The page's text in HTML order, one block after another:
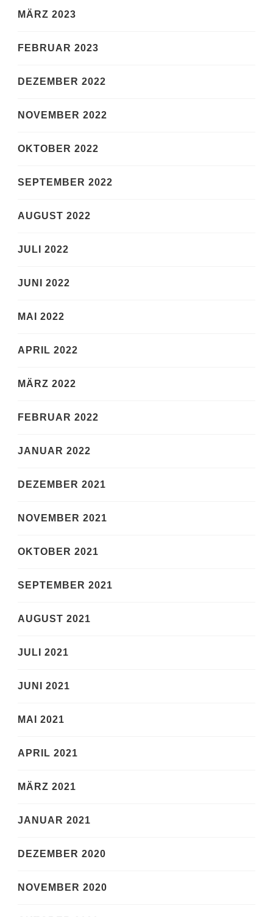
MÄRZ 2023
FEBRUAR 2023
DEZEMBER 2022
NOVEMBER 2022
OKTOBER 2022
SEPTEMBER 2022
AUGUST 2022
JULI 2022
JUNI 2022
MAI 2022
APRIL 2022
MÄRZ 2022
FEBRUAR 2022
JANUAR 2022
DEZEMBER 2021
NOVEMBER 2021
OKTOBER 2021
SEPTEMBER 2021
AUGUST 2021
JULI 2021
JUNI 2021
MAI 2021
APRIL 2021
MÄRZ 2021
JANUAR 2021
DEZEMBER 2020
NOVEMBER 2020